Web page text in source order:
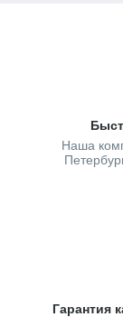
Наша
Гарантия